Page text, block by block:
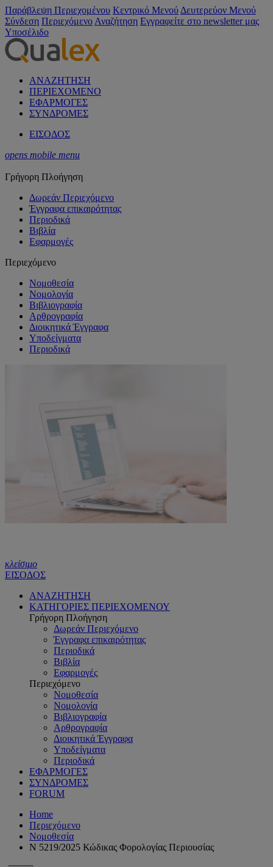
Παράβλεψη Περιεχομένου Κεντρικό Μενού Δευτερεύον Μενού
Σύνδεση Περιεχόμενο Αναζήτηση Εγγραφείτε στο newsletter μας
Υποσέλιδο
ΑΝΑΖΗΤΗΣΗ
ΠΕΡΙΕΧΟΜΕΝΟ
ΕΦΑΡΜΟΓΕΣ
ΣΥΝΔΡΟΜΕΣ
ΕΙΣΟΔΟΣ
opens mobile menu
Γρήγορη Πλοήγηση
Δωρεάν Περιεχόμενο
Έγγραφα επικαιρότητας
Περιοδικά
Βιβλία
Εφαρμογές
Περιεχόμενο
Νομοθεσία
Νομολογία
Βιβλιογραφία
Αρθρογραφία
Διοικητικά Έγγραφα
Υποδείγματα
Περιοδικά
κλείσιμο
ΕΙΣΟΔΟΣ
ΑΝΑΖΗΤΗΣΗ
ΚΑΤΗΓΟΡΙΕΣ ΠΕΡΙΕΧΟΜΕΝΟΥ
Γρήγορη Πλοήγηση
Δωρεάν Περιεχόμενο
Έγγραφα επικαιρότητας
Περιοδικά
Βιβλία
Εφαρμογές
Περιεχόμενο
Νομοθεσία
Νομολογία
Βιβλιογραφία
Αρθρογραφία
Διοικητικά Έγγραφα
Υποδείγματα
Περιοδικά
ΕΦΑΡΜΟΓΕΣ
ΣΥΝΔΡΟΜΕΣ
FORUM
Home
Περιεχόμενο
Νομοθεσία
Ν 5219/2025 Κώδικας Φορολογίας Περιουσίας